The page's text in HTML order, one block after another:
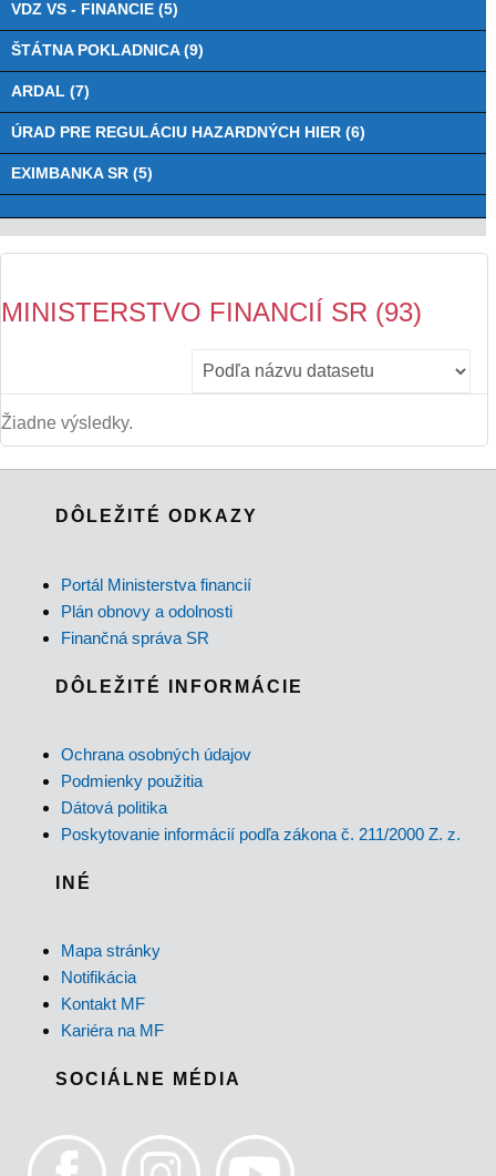
VDZ VS - FINANCIE (5)
ŠTÁTNA POKLADNICA (9)
ARDAL (7)
ÚRAD PRE REGULÁCIU HAZARDNÝCH HIER (6)
EXIMBANKA SR (5)
MINISTERSTVO FINANCIÍ SR (93)
Žiadne výsledky.
DÔLEŽITÉ ODKAZY
Portál Ministerstva financií
Plán obnovy a odolnosti
Finančná správa SR
DÔLEŽITÉ INFORMÁCIE
Ochrana osobných údajov
Podmienky použitia
Dátová politika
Poskytovanie informácií podľa zákona č. 211/2000 Z. z.
INÉ
Mapa stránky
Notifikácia
Kontakt MF
Kariéra na MF
SOCIÁLNE MÉDIA